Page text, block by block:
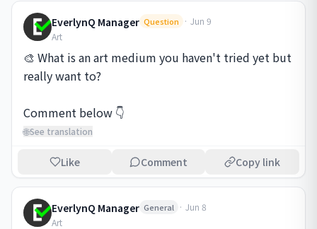
EverlynQ Manager Question · Jun 9
Art
🎨 What is an art medium you haven't tried yet but
really want to?
🌐See translation
Like Comment Copy link
EverlynQ Manager General · Jun 8
Art